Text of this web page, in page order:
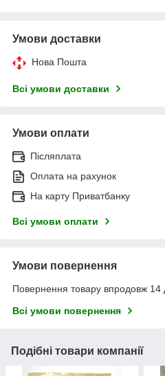
Умови доставки
Нова Пошта
Всі умови доставки
Умови оплати
Післяплата
Оплата на рахунок
На карту Приватбанку
Всі умови оплати
Умови повернення
Повернення товару впродовж 14
Всі умови повернення
Подібні товари компанії